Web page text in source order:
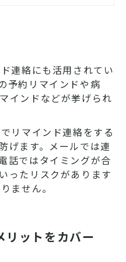
ひ参考にしてください。
連絡にも活用されてい
予約リマインドや病
インドなどが挙げられ
リマインド連絡をする
げます。メールでは連
話ではタイミングが合
ったリスクがあります
ません。
ットをカバー